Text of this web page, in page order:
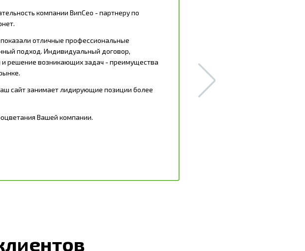
компании ВипСео - партнеру по
отличные профессиональные
подход. Индивидуальный договор,
решение возникающих задач - преимущества
сайт занимает лидирующие позиции более
Вашей компании.